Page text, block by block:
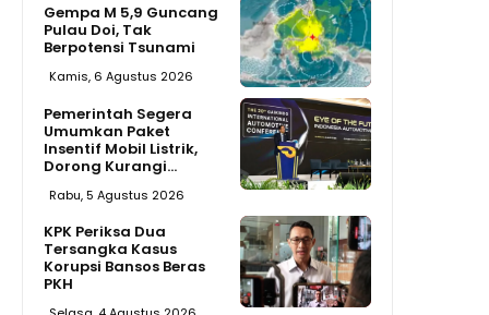
Gempa M 5,9 Guncang
Pulau Doi, Tak
Berpotensi Tsunami
Kamis, 6 Agustus 2026
Pemerintah Segera
Umumkan Paket
Insentif Mobil Listrik,
Dorong Kurangi...
Rabu, 5 Agustus 2026
KPK Periksa Dua
Tersangka Kasus
Korupsi Bansos Beras
PKH